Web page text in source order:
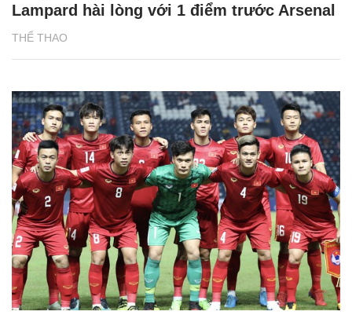
THỂ THAO
Lampard hài lòng với 1 điểm trước Arsenal